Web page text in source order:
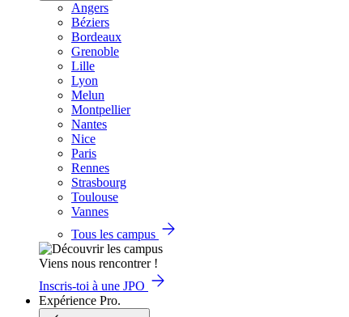
Angers
Béziers
Bordeaux
Grenoble
Lille
Lyon
Melun
Montpellier
Nantes
Nice
Paris
Rennes
Strasbourg
Toulouse
Vannes
Tous les campus
Viens nous rencontrer !
Inscris-toi à une JPO
Expérience Pro.